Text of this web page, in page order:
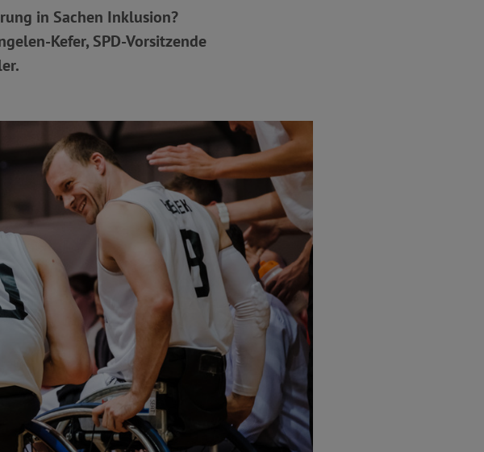
in Sachen Inklusion?
Kefer, SPD-Vorsitzende